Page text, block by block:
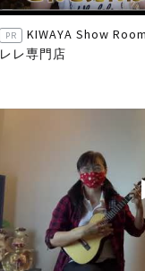
PR
KIWAYA Show
レレ専門店